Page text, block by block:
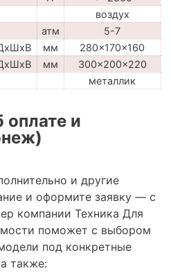
воздух
атм
5-7
мм
280x170x160
мм
300x200x220
металлик
и
и другие
и оформите заявку — с
компании Техника Для
поможет с выбором
под конкретные
также: